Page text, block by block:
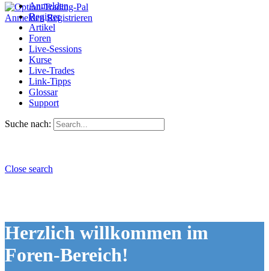
Anmelden Registrieren
Anmelden
Register
Artikel
Foren
Live-Sessions
Kurse
Live-Trades
Link-Tipps
Glossar
Support
Suche nach:
Close search
Herzlich willkommen im
Foren-Bereich!